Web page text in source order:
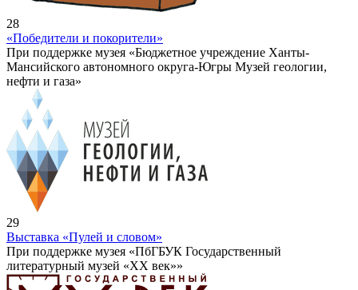
28
«Победители и покорители»
При поддержке музея «Бюджетное учреждение Ханты-
Мансийского автономного округа-Югры Музей геологии,
нефти и газа»
29
Выставка «Пулей и словом»
При поддержке музея «ПбГБУК Государственный
литературный музей «ХХ век»»